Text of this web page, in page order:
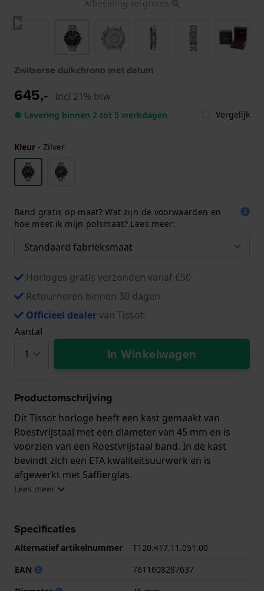
Afbeelding vergroten
Zwitserse duikchrono met datum
645,- Incl 21% btw
● Levering binnen 2 tot 5 werkdagen Vergelijk
Kleur - Zilver
Band gratis op maat? Wat zijn de voorwaarden en
hoe meet ik mijn polsmaat? Lees meer:
Horloges gratis verzonden vanaf €50
Retourneren binnen 30 dagen
Officieel dealervan Tissot
Aantal
In Winkelwagen
Productomschrijving
Dit Tissot horloge heeft een kast gemaakt van
Roestvrijstaal met een diameter van 45 mm en is
voorzien van een Roestvrijstaal band. In de kast
bevindt zich een ETA kwaliteitsuurwerk en is
afgewerkt met Saffierglas.
horloge geleverd met 2 jaar garantie.
Lees meer
Specificaties
Alternatief artikelnummer
T120.417.11.051.00
EAN
7611608287637